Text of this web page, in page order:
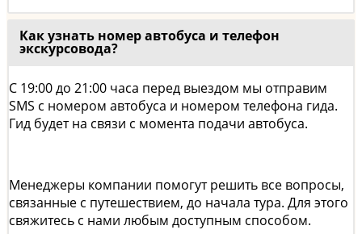
Как узнать номер автобуса и телефон
экскурсовода?
С 19:00 до 21:00 часа перед выездом мы отправим
SMS с номером автобуса и номером телефона гида.
Гид будет на связи с момента подачи автобуса.
Менеджеры компании помогут решить все вопросы,
связанные с путешествием, до начала тура. Для этого
свяжитесь с нами любым доступным способом.